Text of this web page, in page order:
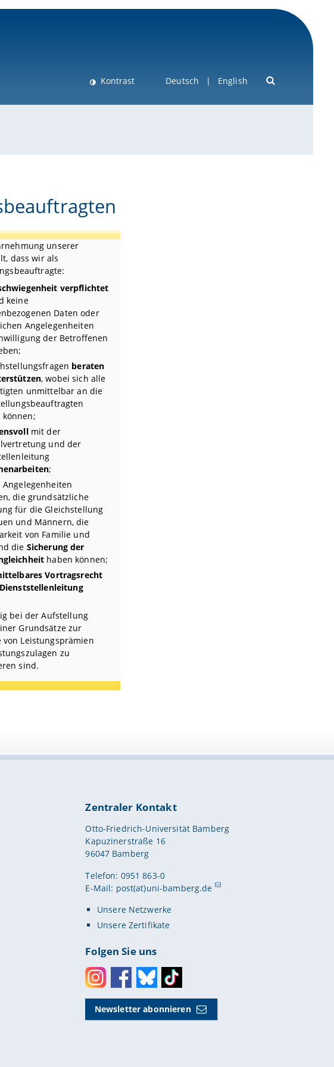
Kontrast Deutsch English
unserer
dass wir als
verpflichtet
keine
Daten oder
Angelegenheiten
der Betroffenen
beraten
, wobei sich alle
unmittelbar an die
können;
mit der
und der
;
Angelegenheiten
die grundsätzliche
für die Gleichstellung
und Männern, die
von Familie und
die Sicherung der
haben können;
Vortragsrecht
bei der Aufstellung
Grundsätze zur
von Leistungsprämien
zu
sind.
Zentraler Kontakt
Otto-Friedrich-Universität Bamberg
Kapuzinerstraße 16
96047 Bamberg
Telefon: 0951 863-0
E-Mail: post(at)uni-bamberg.de
Unsere Netzwerke
Unsere Zertifikate
Folgen Sie uns
InstagramFacebookBlueskyToktok
Newsletter abonnieren